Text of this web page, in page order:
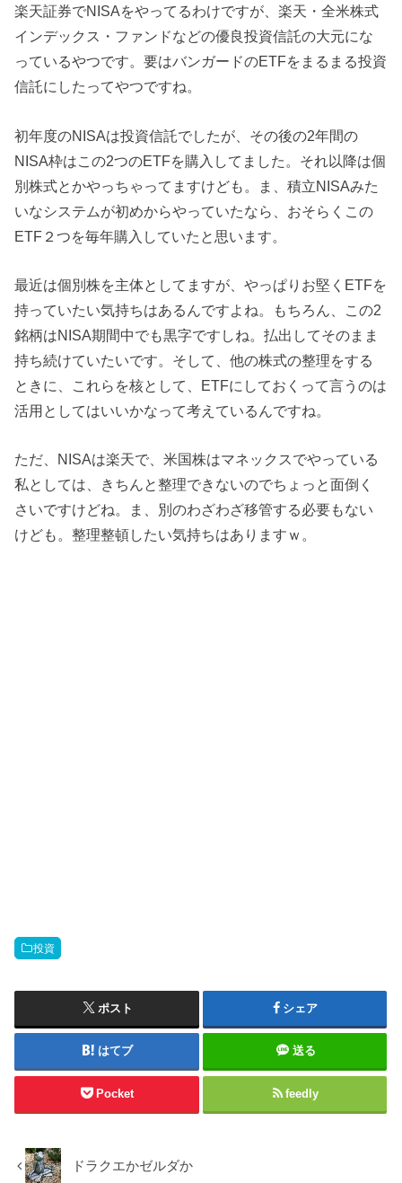
楽天証券でNISAをやってるわけですが、楽天・全米株式
インデックス・ファンドなどの優良投資信託の大元にな
っているやつです。要はバンガードのETFをまるまる投資
信託にしたってやつですね。
初年度のNISAは投資信託でしたが、その後の2年間の
NISA枠はこの2つのETFを購入してました。それ以降は個
別株式とかやっちゃってますけども。ま、積立NISAみた
いなシステムが初めからやっていたなら、おそらくこの
ETF２つを毎年購入していたと思います。
最近は個別株を主体としてますが、やっぱりお堅くETFを
持っていたい気持ちはあるんですよね。もちろん、この2
銘柄はNISA期間中でも黒字ですしね。払出してそのまま
持ち続けていたいです。そして、他の株式の整理をする
ときに、これらを核として、ETFにしておくって言うのは
活用としてはいいかなって考えているんですね。
ただ、NISAは楽天で、米国株はマネックスでやっている
私としては、きちんと整理できないのでちょっと面倒く
さいですけどね。ま、別のわざわざ移管する必要もない
けども。整理整頓したい気持ちはありますｗ。
投資
ポスト シェア
はてブ 送る
Pocket feedly
ドラクエかゼルダか